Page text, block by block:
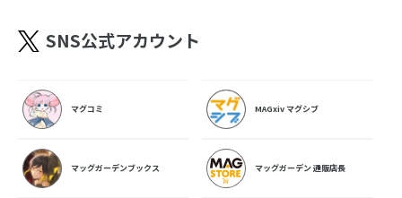
SNS公式アカウント
マグコミ MAGxiv マグシブ
マッグガーデンブックス マッグガーデン 通販店長